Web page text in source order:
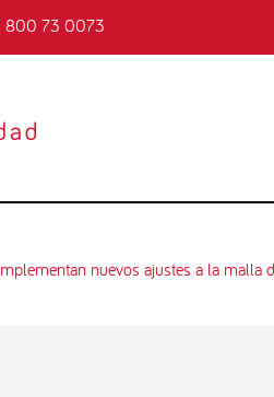
800 73 0073
nuevos ajustes a la malla